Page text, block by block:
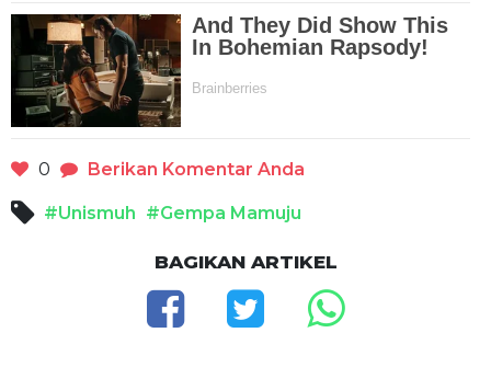
0 Berikan Komentar Anda
#Unismuh #Gempa Mamuju
BAGIKAN ARTIKEL